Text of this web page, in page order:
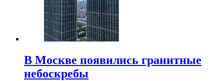
В Москве появились гранитные
небоскребы